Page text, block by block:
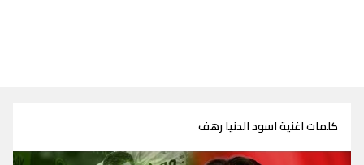
كلمات اغنية اسود الدنيا رهف